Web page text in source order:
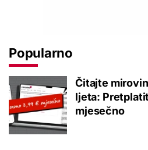
Popularno
Čitajte
ljeta:
mjesečno